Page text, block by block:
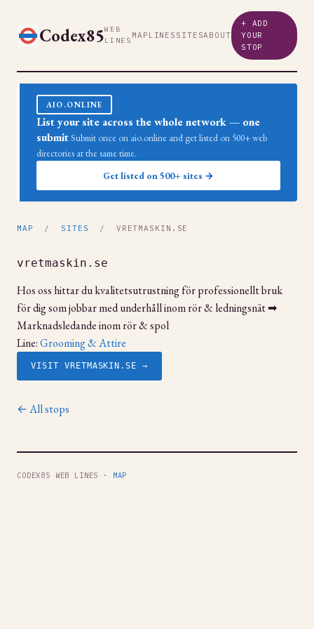
Codex85WEB
LINES MAP LINES SITESABOUT
+ ADD
YOUR
STOP
AIO.ONLINE
List your site across the whole network — one
submit Submit once on aio.online and get listed on 500+ web
directories at the same time.
Get listed on 500+ sites →
MAP / SITES / VRETMASKIN.SE
vretmaskin.se
Hos oss hittar du kvalitetsutrustning för professionellt bruk
för dig som jobbar med underhåll inom rör & ledningsnät ➡︎
Marknadsledande inom rör & spol
Line:Grooming & Attire
VISIT VRETMASKIN.SE →
← All stops
CODEX85 WEB LINES · MAP